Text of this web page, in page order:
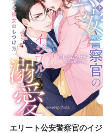
エリート公安警察官のイジ